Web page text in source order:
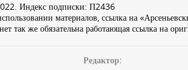
Индекс подписки: П2436
материалов, ссылка на
так же обязательна работающая ссылка на
Редактор: